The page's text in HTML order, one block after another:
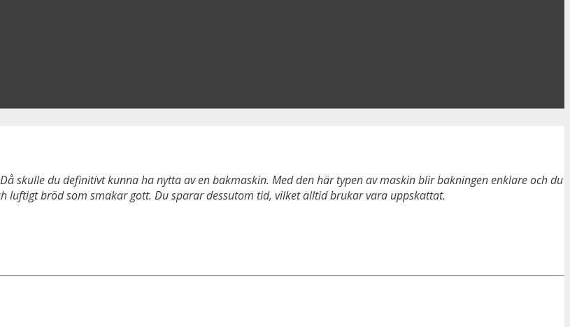
skulle du definitivt kunna ha nytta av en bakmaskin. Med den här typen av maskin blir bakningen enklare och du
bröd som smakar gott. Du sparar dessutom tid, vilket alltid brukar vara uppskattat.